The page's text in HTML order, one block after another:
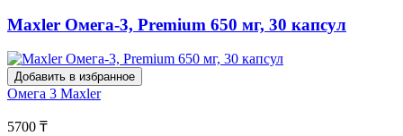
Maxler Омега-3, Premium 650 мг, 30 капсул
Добавить в избранное
Омега 3 Maxler
5700 ₸